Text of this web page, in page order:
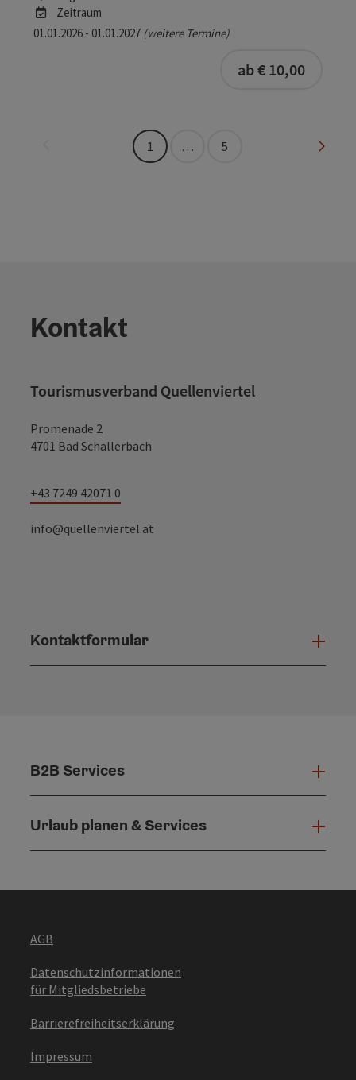
Zeitraum
01.01.2026 - 01.01.2027 (weitere Termine)
ab € 10,00
1 … 5 Seite
Kontakt
Tourismusverband Quellenviertel
Promenade 2
4701 Bad Schallerbach
+43 7249 42071 0
info@quellenviertel.at
Kontaktformular
B2B Services
Urlaub planen & Services
AGB
Datenschutzinformationen
für Mitgliedsbetriebe
Barrierefreiheitserklärung
Impressum